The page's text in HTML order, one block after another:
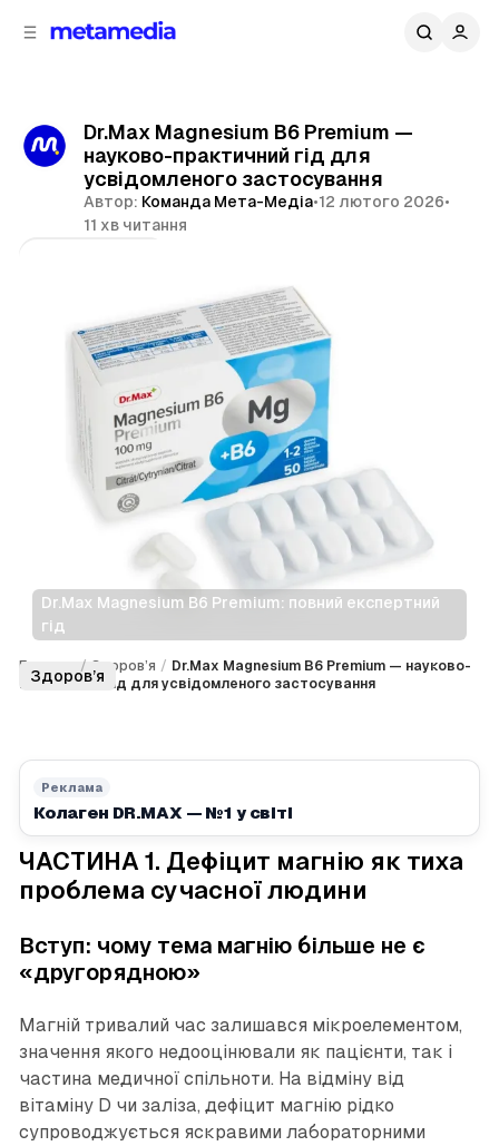
Dr.Max Magnesium B6 Premium —
науково-практичний гід для
усвідомленого застосування
Автор: Команда Мета-Медіа•12 лютого 2026•
11 хв читання
Dr.Max Magnesium B6 Premium: повний експертний
гід
Головна / Здоров’я / Dr.Max Magnesium B6 Premium — науково-
практичний гід для усвідомленого застосування
Реклама
Колаген DR.MAX — №1 у світі
Здоров’я
ЧАСТИНА 1. Дефіцит магнію як тиха
проблема сучасної людини
Вступ: чому тема магнію більше не є
«другорядною»
Магній тривалий час залишався мікроелементом,
значення якого недооцінювали як пацієнти, так і
частина медичної спільноти. На відміну від
вітаміну D чи заліза, дефіцит магнію рідко
супроводжується яскравими лабораторними